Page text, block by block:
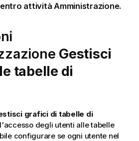
attività Amministrazione.
Gestisci
tabelle di
grafici di tabelle di
degli utenti alle tabelle
configurare se ogni utente nel